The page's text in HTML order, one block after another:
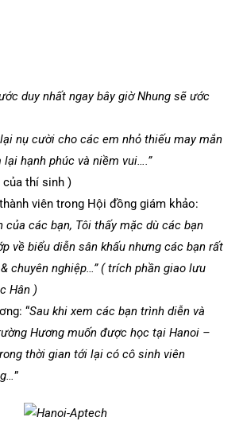
duy nhất ngay bây giờ Nhung sẽ ước
nụ cười cho các em nhỏ thiếu may mắn
hạnh phúc và niềm vui….”
của thí sinh )
viên trong Hội đồng giám khảo:
của các bạn, Tôi thấy mặc dù các bạn
về biểu diễn sân khấu nhưng các bạn rất
chuyên nghiệp…” ( trích phần giao lưu
Hân )
“Sau khi xem các bạn trình diễn và
Hương muốn được học tại Hanoi –
thời gian tới lại có cô sinh viên
”